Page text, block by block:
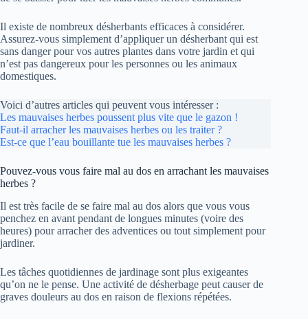
Il existe de nombreux désherbants efficaces à considérer.
Assurez-vous simplement d’appliquer un désherbant qui est
sans danger pour vos autres plantes dans votre jardin et qui
n’est pas dangereux pour les personnes ou les animaux
domestiques.
Voici d’autres articles qui peuvent vous intéresser :
Les mauvaises herbes poussent plus vite que le gazon !
Faut-il arracher les mauvaises herbes ou les traiter ?
Est-ce que l’eau bouillante tue les mauvaises herbes ?
Pouvez-vous vous faire mal au dos en arrachant les mauvaises
herbes ?
Il est très facile de se faire mal au dos alors que vous vous
penchez en avant pendant de longues minutes (voire des
heures) pour arracher des adventices ou tout simplement pour
jardiner.
Les tâches quotidiennes de jardinage sont plus exigeantes
qu’on ne le pense. Une activité de désherbage peut causer de
graves douleurs au dos en raison de flexions répétées.